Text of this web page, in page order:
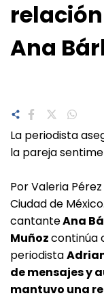
Ana
La periodista
la pareja
Por Valeria
Ciudad de
cantanteAna
Muñozcontinúa
periodista
de mensajes y
mantuvo una